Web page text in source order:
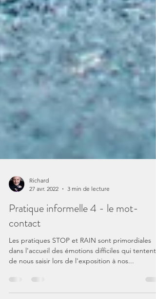
27 avr. 2022
3 min de lecture
Pratique informelle 4 - le mot-
contact
Les pratiques STOP et RAIN sont primordiales
de nous saisir lors de l'exposition à nos...